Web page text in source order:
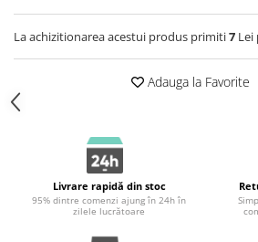
La achizitionarea acestui produs primiti7 Lei
Adauga la Favorite
Livrare rapidă din stoc
95% dintre comenzi ajung în 24h în
zilele lucrătoare